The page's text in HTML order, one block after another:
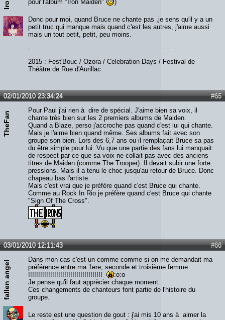
pour l'album "Iron Maiden"
)
Donc pour moi, quand Bruce ne chante pas ,je sens qu'il y a un
petit truc qui manque mais quand c'est les autres, j'aime aussi
mais un tout petit, petit, peu moins.
2015 : Fest'Bouc / Ozora / Celebration Days / Festival de
Théâtre de Rue d'Aurillac
#65
02/01/2010 23:34:24
TheFan
Pour Paul j'ai rien à dire de spécial. J'aime bien sa voix, il
chante très bien sur les 2 premiers albums de Maiden.
Quand a Blaze, perso j'accroche pas quand c'est lui qui chante.
Mais je l'aime bien quand même. Ses albums fait avec son
groupe son bien. Lors des 6,7 ans ou il remplaçait Bruce sa pas
du être simple pour lui. Vu que une partie des fans lui manquait
de respect par ce que sa voix ne collait pas avec des anciens
titres de Maiden (comme The Trooper). Il devait subir une forte
pressions. Mais il a tenu le choc jusqu'au retour de Bruce. Donc
chapeau bas l'artiste.
Mais c'est vrai que je préfère quand c'est Bruce qui chante.
Comme au Rock In Rio je préfère quand c'est Bruce qui chante
"Sign Of The Cross".
#66
03/01/2010 12:11:43
fallen angel
Dans mon cas c'est un comme comme si on me demandait ma
préférence entre ma 1ere, seconde et troisième femme
!!!!!!!!!!!!!!!!!!!!!!!!!!!!!!!!!!!!!
:o:o
Je pense qu'il faut apprècier chaque moment.
Ces changements de chanteurs font partie de l'histoire du
groupe.
Le reste est une question de gout : j'ai mis 10 ans à aimer la